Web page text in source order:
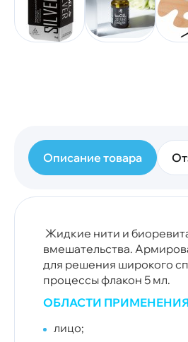
Описание товара
Жидкие нити и
вмешательства.
для решения широкого
процессы флакон 5 мл.
ОБЛАСТИ
лицо;